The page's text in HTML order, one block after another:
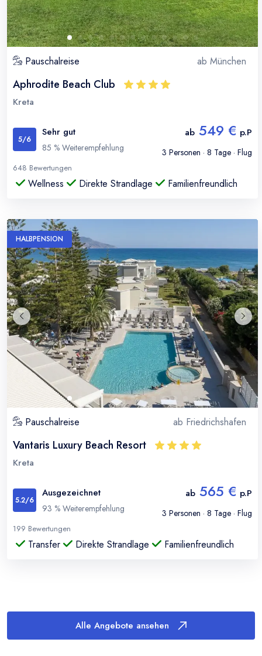
Pauschalreise ab München
Aphrodite Beach Club
Kreta
5/6
Sehr gut
85 % Weiterempfehlung
ab 549 € p.P
3 Personen · 8 Tage · Flug
648 Bewertungen
Wellness Direkte Strandlage Familienfreundlich
Pauschalreise ab Friedrichshafen
HALBPENSION
Vantaris Luxury Beach Resort
Kreta
5.2/6
Ausgezeichnet
93 % Weiterempfehlung
ab 565 € p.P
3 Personen · 8 Tage · Flug
199 Bewertungen
Transfer Direkte Strandlage Familienfreundlich
Alle Angebote ansehen